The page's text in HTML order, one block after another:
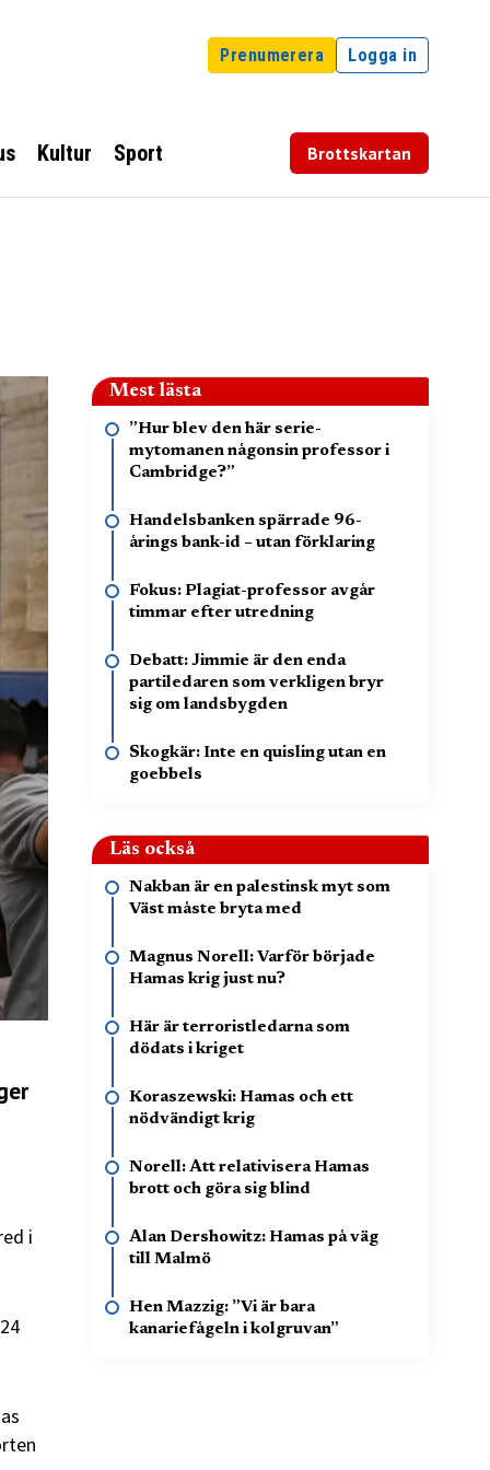
Prenumerera Logga in
Kultur Sport Brottskartan
i
Mest lästa
”Hur blev den här serie-
mytomanen någonsin professor i
Cambridge?”
Handelsbanken spärrade 96-
årings bank-id – utan förklaring
Fokus: Plagiat-professor avgår
timmar efter utredning
Debatt: Jimmie är den enda
partiledaren som verkligen bryr
sig om landsbygden
Skogkär: Inte en quisling utan en
goebbels
Läs också
Nakban är en palestinsk myt som
Väst måste bryta med
Magnus Norell: Varför började
Hamas krig just nu?
Här är terroristledarna som
dödats i kriget
Koraszewski: Hamas och ett
nödvändigt krig
Norell: Att relativisera Hamas
brott och göra sig blind
Alan Dershowitz: Hamas på väg
till Malmö
Hen Mazzig: ”Vi är bara
kanariefågeln i kolgruvan”